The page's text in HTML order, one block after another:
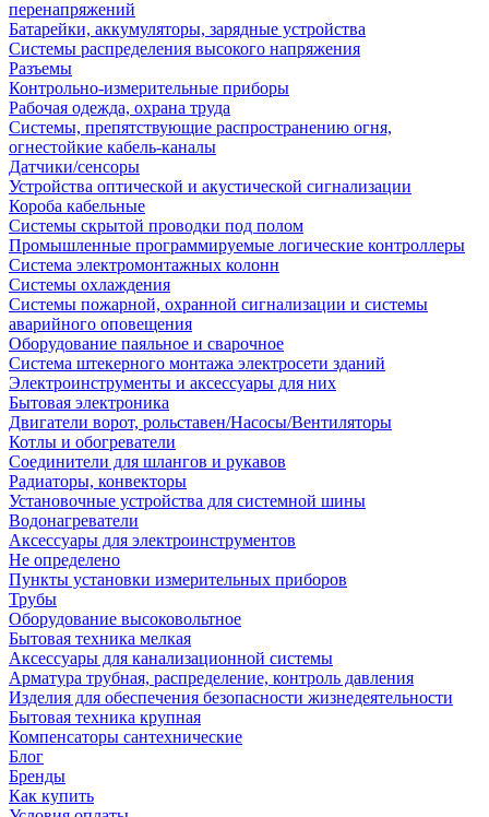
перенапряжений
Батарейки, аккумуляторы, зарядные устройства
Системы распределения высокого напряжения
Разъемы
Контрольно-измерительные приборы
Рабочая одежда, охрана труда
Системы, препятствующие распространению огня,
огнестойкие кабель-каналы
Датчики/сенсоры
Устройства оптической и акустической сигнализации
Короба кабельные
Системы скрытой проводки под полом
Промышленные программируемые логические контроллеры
Система электромонтажных колонн
Системы охлаждения
Системы пожарной, охранной сигнализации и системы
аварийного оповещения
Оборудование паяльное и сварочное
Система штекерного монтажа электросети зданий
Электроинструменты и аксессуары для них
Бытовая электроника
Двигатели ворот, рольставен/Насосы/Вентиляторы
Котлы и обогреватели
Соединители для шлангов и рукавов
Радиаторы, конвекторы
Установочные устройства для системной шины
Водонагреватели
Аксессуары для электроинструментов
Не определено
Пункты установки измерительных приборов
Трубы
Оборудование высоковольтное
Бытовая техника мелкая
Аксессуары для канализационной системы
Арматура трубная, распределение, контроль давления
Изделия для обеспечения безопасности жизнедеятельности
Бытовая техника крупная
Компенсаторы сантехнические
Блог
Бренды
Как купить